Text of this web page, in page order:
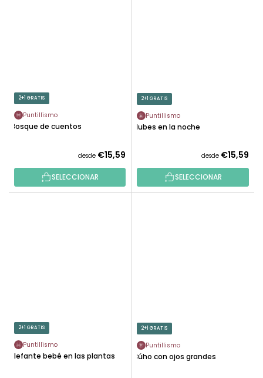
2+1 GRATIS
Puntillismo
Bosque de cuentos
desde €15,59
SELECCIONAR
2+1 GRATIS
Puntillismo
Nubes en la noche
desde €15,59
SELECCIONAR
2+1 GRATIS
Puntillismo
Elefante bebé en las plantas
2+1 GRATIS
Puntillismo
Búho con ojos grandes